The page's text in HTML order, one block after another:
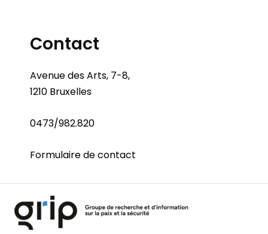
Contact
Avenue des Arts, 7-8,
1210 Bruxelles
0473/982.820
Formulaire de contact